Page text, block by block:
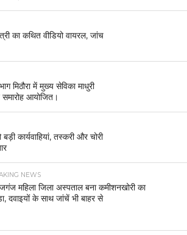
का कथित वीडियो वायरल, जांच
मिठौरा में मुख्य सेविका माधुरी
समारोह आयोजित।
कार्यवाहियां, तस्करी और चोरी
NEWS
महिला जिला अस्पताल बना कमीशनखोरी का
दवाइयों के साथ जांचें भी बाहर से